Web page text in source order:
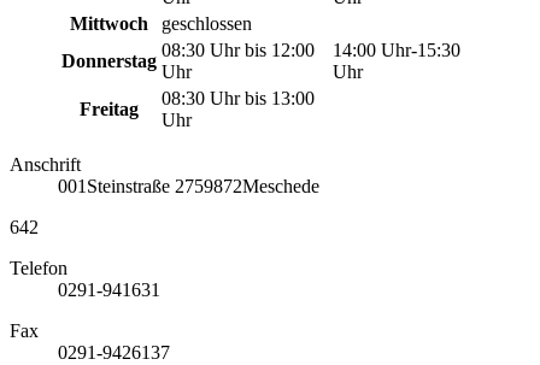
Mittwoch
geschlossen
Donnerstag
08:30 Uhr bis 12:00
Uhr
14:00 Uhr-15:30
Uhr
Freitag
08:30 Uhr bis 13:00
Uhr
Anschrift
001 Steinstraße 2759872Meschede
642
Telefon
0291-941631
Fax
0291-9426137